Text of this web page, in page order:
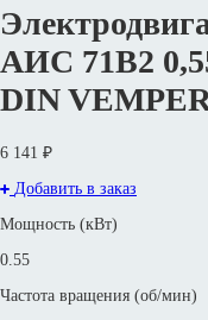
АИС 71В2
DIN
6 141 ₽
Добавить в заказ
Мощность (кВт)
0.55
Частота вращения (об/мин)